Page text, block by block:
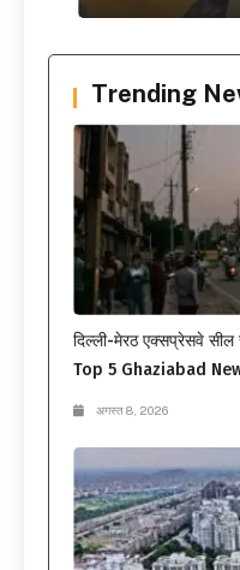
Trending
दिल्ली-मेरठ एक्सप्रेसवे
Top 5 Ghaziabad
अगस्त 8, 2026